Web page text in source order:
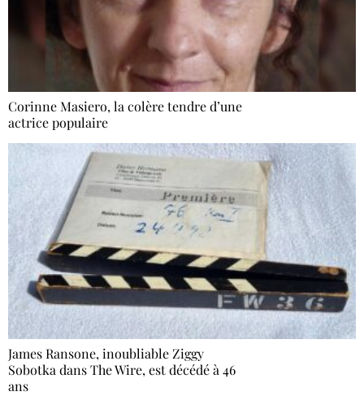
Corinne Masiero, la colère tendre d’une
actrice populaire
James Ransone, inoubliable Ziggy
Sobotka dans The Wire, est décédé à 46
ans